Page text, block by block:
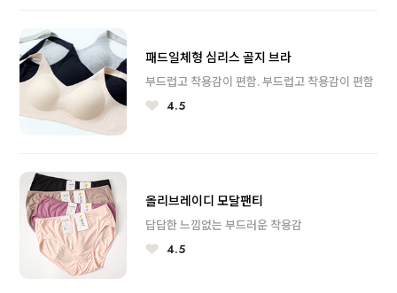
패드일체형 심리스 골지 브라
부드럽고 착용감이 편함. 부드럽고 착용감이 편함
4.5
올리브레이디 모달팬티
답답한 느낌없는 부드러운 착용감
4.5